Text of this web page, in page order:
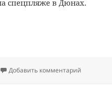
спецпляже в Дюнах.
Добавить комментарий